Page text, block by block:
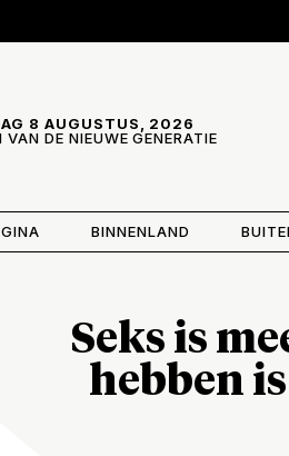
8 AUGUSTUS, 2026
VAN DE NIEUWE GENERATIE
BINNENLAND
Seks is
hebben